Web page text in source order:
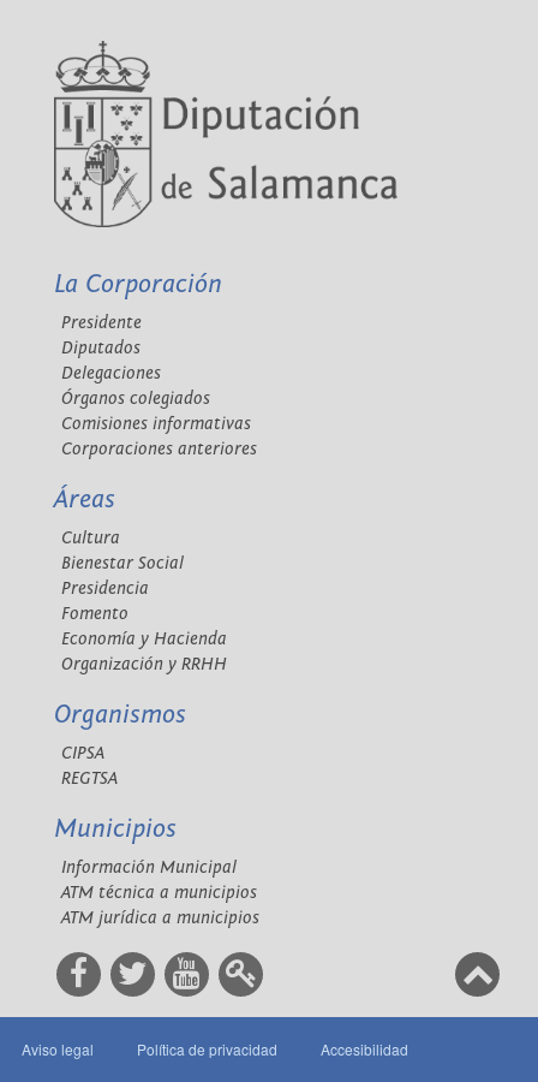
La Corporación
Presidente
Diputados
Delegaciones
Órganos colegiados
Comisiones informativas
Corporaciones anteriores
Áreas
Cultura
Bienestar Social
Presidencia
Fomento
Economía y Hacienda
Organización y RRHH
Organismos
CIPSA
REGTSA
Municipios
Información Municipal
ATM técnica a municipios
ATM jurídica a municipios
Aviso legal Política de privacidad Accesibilidad